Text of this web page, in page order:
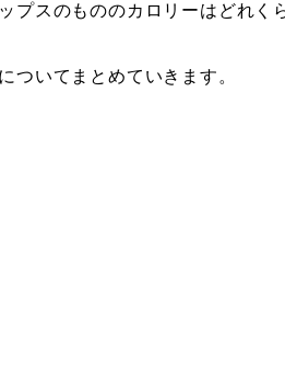
プスのもののカロリーはどれく
ついてまとめていきます。